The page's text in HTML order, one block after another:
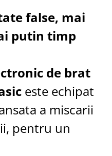
false, mai
putin timp
de brat
este echipat
a miscarii
pentru un